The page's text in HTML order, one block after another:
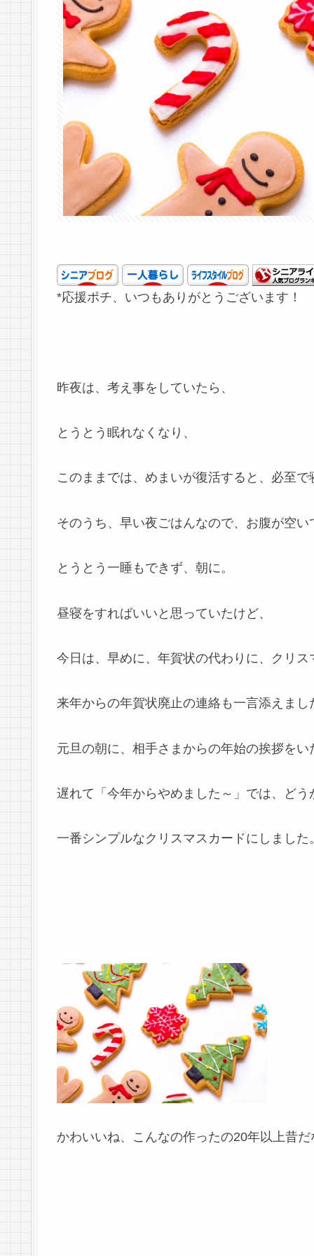
*応援ポチ、いつもありがとうございます！
昨夜は、考え事をしていたら、
とうとう眠れなくなり、
このままでは、めまいが復活すると、必至
そのうち、早い夜ごはんなので、お腹が空
とうとう一睡もできず、朝に。
昼寝をすればいいと思っていたけど、
今日は、早めに、年賀状の代わりに、クリ
来年からの年賀状廃止の連絡も一言添えまし
元旦の朝に、相手さまからの年始の挨拶を
遅れて「今年からやめました～」では、どう
一番シンプルなクリスマスカードにしました
かわいいね、こんなの作ったの20年以上昔だ